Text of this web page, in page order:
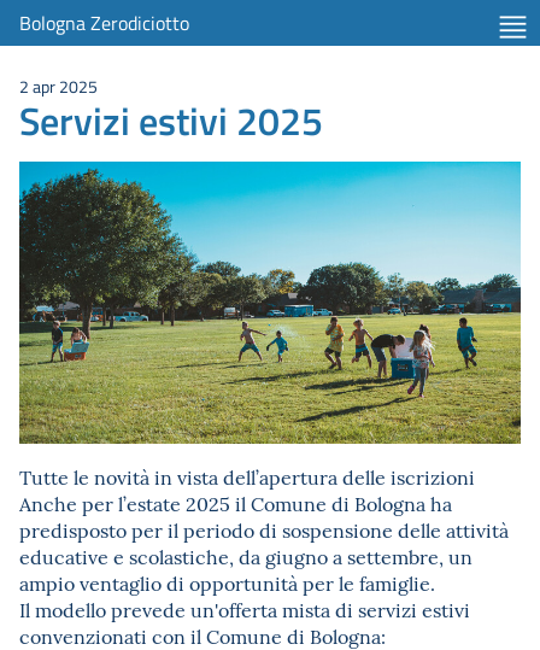
Bologna Zerodiciotto
2 apr 2025
Servizi estivi 2025
Tutte le novità in vista dell’apertura delle iscrizioni
Anche per l’estate 2025 il Comune di Bologna ha
predisposto per il periodo di sospensione delle attività
educative e scolastiche, da giugno a settembre, un
ampio ventaglio di opportunità per le famiglie.
Il modello prevede un'offerta mista di servizi estivi
convenzionati con il Comune di Bologna: